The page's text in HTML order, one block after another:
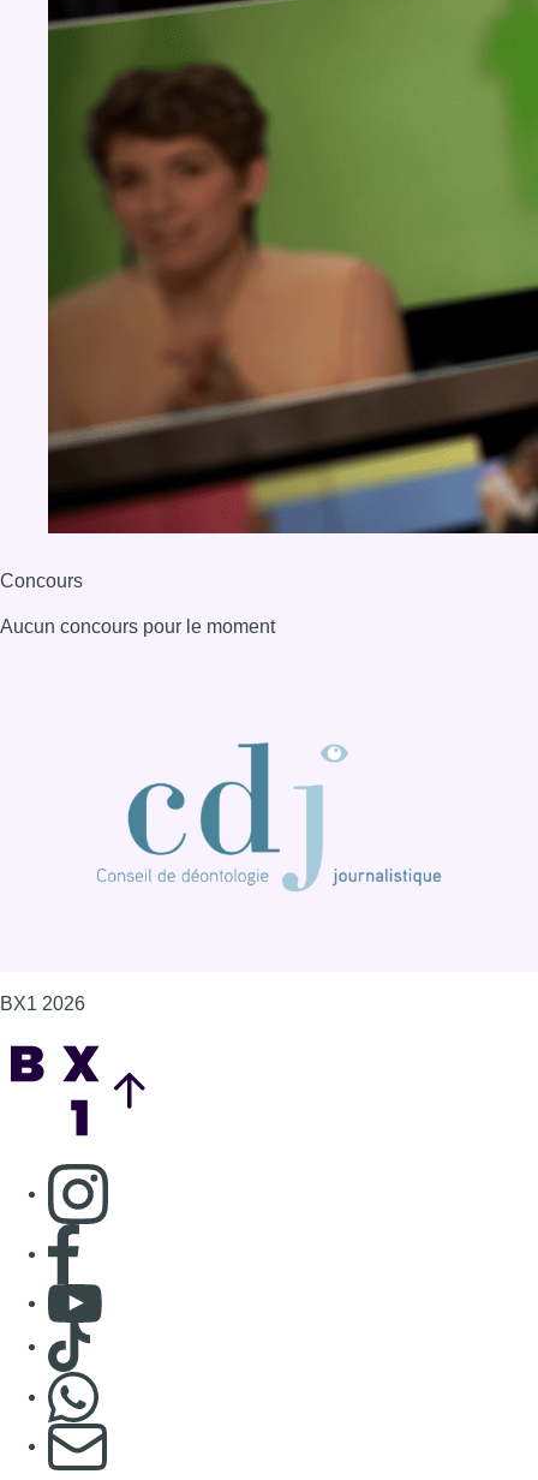
Concours
Aucun concours pour le moment
BX1 2026
Consulter page Instagram
Consulter page Facebook
Consulter Youtube
Consulter TikTok
S'abonner à notre newsletter